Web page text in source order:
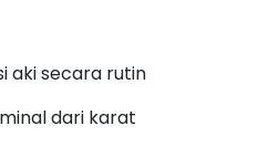
aki secara rutin
dari karat